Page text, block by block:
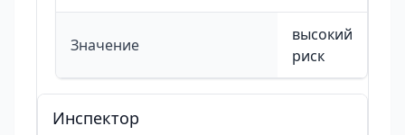
Значение
высокий
риск
Инспектор